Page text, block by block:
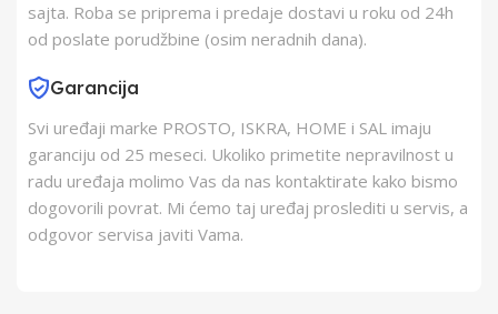
sajta. Roba se priprema i predaje dostavi u roku od 24h
od poslate porudžbine (osim neradnih dana).
Garancija
Svi uređaji marke PROSTO, ISKRA, HOME i SAL imaju
garanciju od 25 meseci. Ukoliko primetite nepravilnost u
radu uređaja molimo Vas da nas kontaktirate kako bismo
dogovorili povrat. Mi ćemo taj uređaj proslediti u servis, a
odgovor servisa javiti Vama.